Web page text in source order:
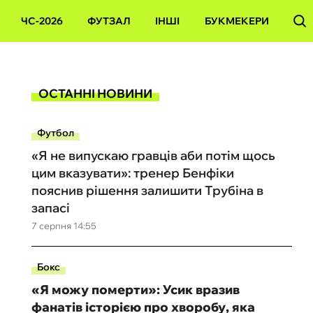
ЧС-2026 ФУТЗАЛ ІНШІ БУКМЕКЕРИ
ОСТАННІ НОВИНИ
Футбол
7 серпня 14:55
«Я не випускаю гравців аби потім щось
цим вказувати»: тренер Бенфіки
пояснив рішення залишити Трубіна в
запасі
Бокс
«Я можу померти»: Усик вразив
фанатів історією про хворобу, яка